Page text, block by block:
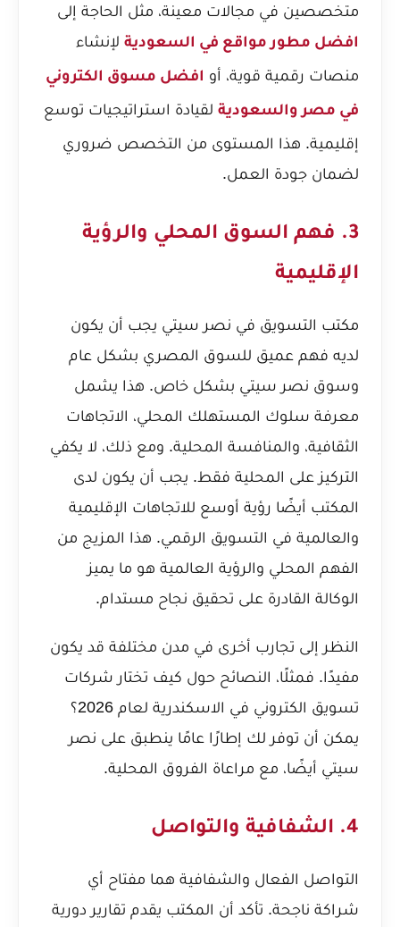
متخصصين في مجالات معينة، مثل الحاجة إلى
افضل مطور مواقع في السعودية لإنشاء
منصات رقمية قوية، أو افضل مسوق الكتروني
في مصر والسعودية لقيادة استراتيجيات توسع
إقليمية. هذا المستوى من التخصص ضروري
لضمان جودة العمل.
3. فهم السوق المحلي والرؤية
الإقليمية
مكتب التسويق في نصر سيتي يجب أن يكون
لديه فهم عميق للسوق المصري بشكل عام
وسوق نصر سيتي بشكل خاص. هذا يشمل
معرفة سلوك المستهلك المحلي، الاتجاهات
الثقافية، والمنافسة المحلية. ومع ذلك، لا يكفي
التركيز على المحلية فقط. يجب أن يكون لدى
المكتب أيضًا رؤية أوسع للاتجاهات الإقليمية
والعالمية في التسويق الرقمي. هذا المزيج من
الفهم المحلي والرؤية العالمية هو ما يميز
الوكالة القادرة على تحقيق نجاح مستدام.
النظر إلى تجارب أخرى في مدن مختلفة قد يكون
مفيدًا. فمثلًا، النصائح حول كيف تختار شركات
تسويق الكتروني في الاسكندرية لعام 2026؟
يمكن أن توفر لك إطارًا عامًا ينطبق على نصر
سيتي أيضًا، مع مراعاة الفروق المحلية.
4. الشفافية والتواصل
التواصل الفعال والشفافية هما مفتاح أي
شراكة ناجحة. تأكد أن المكتب يقدم تقارير دورية